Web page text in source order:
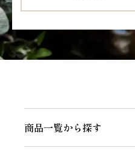
商品一覧から探す